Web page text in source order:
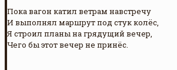
Пока вагон катил ветрам навстречу
И выполнял маршрут под стук колёс,
Я строил планы на грядущий вечер,
Чего бы этот вечер не принёс.